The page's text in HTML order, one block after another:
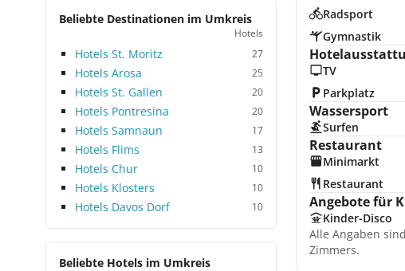
Beliebte Destinationen im Umkreis
Hotels
Hotels St. Moritz 27
Hotels Arosa 25
Hotels St. Gallen 20
Hotels Pontresina 20
Hotels Samnaun 17
Hotels Flims 13
Hotels Chur 10
Hotels Klosters 10
Hotels Davos Dorf 10
Beliebte Hotels im Umkreis
Radsport
Gymnastik
TV
Parkplatz
Wassersport
Surfen
Restaurant
Minimarkt
Restaurant
Angebote für
Kinder-Disco
Alle Angaben
Zimmers.